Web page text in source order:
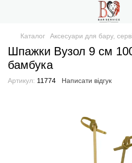
Каталог Аксесуари для бару,
Шпажки Вузол 9 см
бамбука
Артикул: 11774 Написати відгук